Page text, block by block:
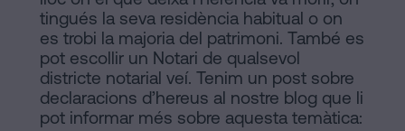
tingués la seva residència habitual o on
es trobi la majoria del patrimoni. També es
pot escollir un Notari de qualsevol
districte notarial veí. Tenim un post sobre
declaracions d’hereus al nostre blog que li
pot informar més sobre aquesta temàtica: